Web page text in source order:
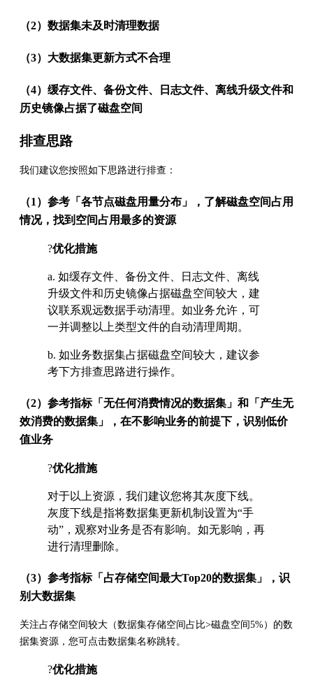
（2）数据集未及时清理数据
（3）大数据集更新方式不合理
（4）缓存文件、备份文件、日志文件、离线升级文件和
历史镜像占据了磁盘空间
排查思路
我们建议您按照如下思路进行排查：
（1）参考「各节点磁盘用量分布」，了解磁盘空间占用
情况，找到空间占用最多的资源
?优化措施
a. 如缓存文件、备份文件、日志文件、离线
升级文件和历史镜像占据磁盘空间较大，建
议联系观远数据手动清理。如业务允许，可
一并调整以上类型文件的自动清理周期。
b. 如业务数据集占据磁盘空间较大，建议参
考下方排查思路进行操作。
（2）参考指标「无任何消费情况的数据集」和「产生无
效消费的数据集」，在不影响业务的前提下，识别低价
值业务
?优化措施
对于以上资源，我们建议您将其灰度下线。
灰度下线是指将数据集更新机制设置为“手
动”，观察对业务是否有影响。如无影响，再
进行清理删除。
（3）参考指标「占存储空间最大Top20的数据集」，识
别大数据集
关注占存储空间较大（数据集存储空间占比>磁盘空间5%）的数
据集资源，您可点击数据集名称跳转。
?优化措施